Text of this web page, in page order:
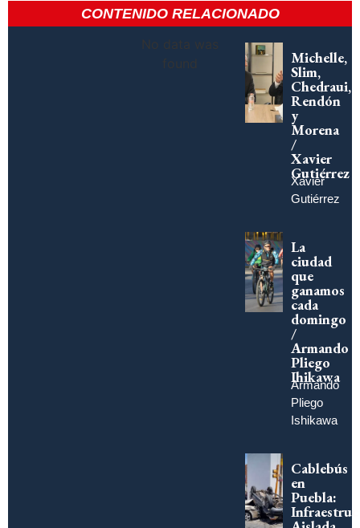
CONTENIDO RELACIONADO
No data was
found
Michelle,
Slim,
Chedraui,
Rendón
y
Morena
/
Xavier
Gutiérrez
Xavier
Gutiérrez
La
ciudad
que
ganamos
cada
domingo
/
Armando
Pliego
Ihikawa
Armando
Pliego
Ishikawa
Cablebús
en
Puebla: